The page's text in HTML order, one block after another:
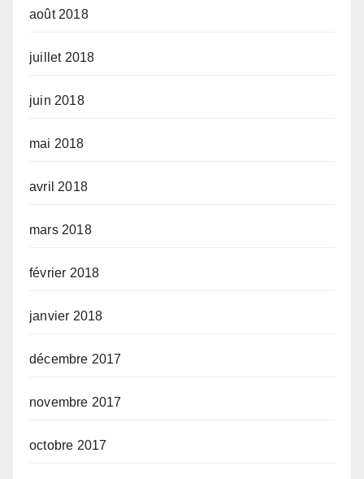
août 2018
juillet 2018
juin 2018
mai 2018
avril 2018
mars 2018
février 2018
janvier 2018
décembre 2017
novembre 2017
octobre 2017